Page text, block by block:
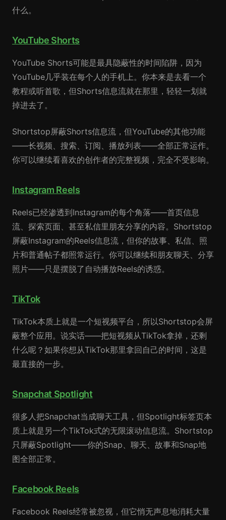
什么。
YouTube Shorts
YouTube Shorts可能是最具隐蔽性的时间陷阱，因为
YouTube几乎装在每个人的手机上。你本来是去看一个
教程或听首歌，但Shorts信息流就在那里，轻轻一划就
掉进去了。
Shortstop屏蔽Shorts信息流，但YouTube的其他功能
——长视频、搜索、订阅、播放列表——全部正常运作。
你可以继续看喜欢的创作者的完整视频，完全不受影响。
Instagram Reels
Reels已经渗透到Instagram的每个角落——首页信息
流、探索页面、甚至私信里朋友分享的内容。Shortstop
屏蔽Instagram的Reels信息流，但你的故事、私信、照
片和普通帖子都照常运行。你可以继续和朋友聊天、分享
照片——只是摆脱了自动播放Reels的诱惑。
TikTok
TikTok本质上就是一个短视频平台，所以Shortstop会屏
蔽整个应用。说实话——把短视频从TikTok拿掉，还剩
什么呢？如果你想从TikTok那里拿回自己的时间，这是
最直接的一步。
Snapchat Spotlight
很多人把Snapchat当成聊天工具，但Spotlight标签页本
质上就是另一个TikTok式的无限滚动信息流。Shortstop
只屏蔽Spotlight——你的Snap、聊天、故事和Snap地
图全部正常。
Facebook Reels
Facebook Reels经常被忽视，但它悄无声息地消耗大量